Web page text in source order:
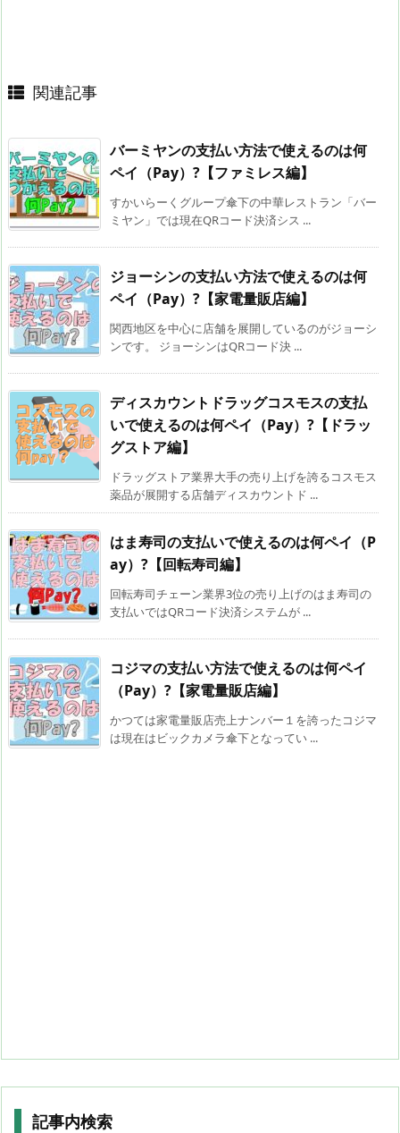
関連記事
バーミヤンの支払い方法で使えるのは何
ペイ（Pay）?【ファミレス編】
すかいらーくグループ傘下の中華レストラン「バー
ミヤン」では現在QRコード決済シス ...
ジョーシンの支払い方法で使えるのは何
ペイ（Pay）?【家電量販店編】
関西地区を中心に店舗を展開しているのがジョーシ
ンです。 ジョーシンはQRコード決 ...
ディスカウントドラッグコスモスの支払
いで使えるのは何ペイ（Pay）?【ドラッ
グストア編】
ドラッグストア業界大手の売り上げを誇るコスモス
薬品が展開する店舗ディスカウントド ...
はま寿司の支払いで使えるのは何ペイ（P
ay）?【回転寿司編】
回転寿司チェーン業界3位の売り上げのはま寿司の
支払いではQRコード決済システムが ...
コジマの支払い方法で使えるのは何ペイ
（Pay）?【家電量販店編】
かつては家電量販店売上ナンバー１を誇ったコジマ
は現在はビックカメラ傘下となってい ...
記事内検索